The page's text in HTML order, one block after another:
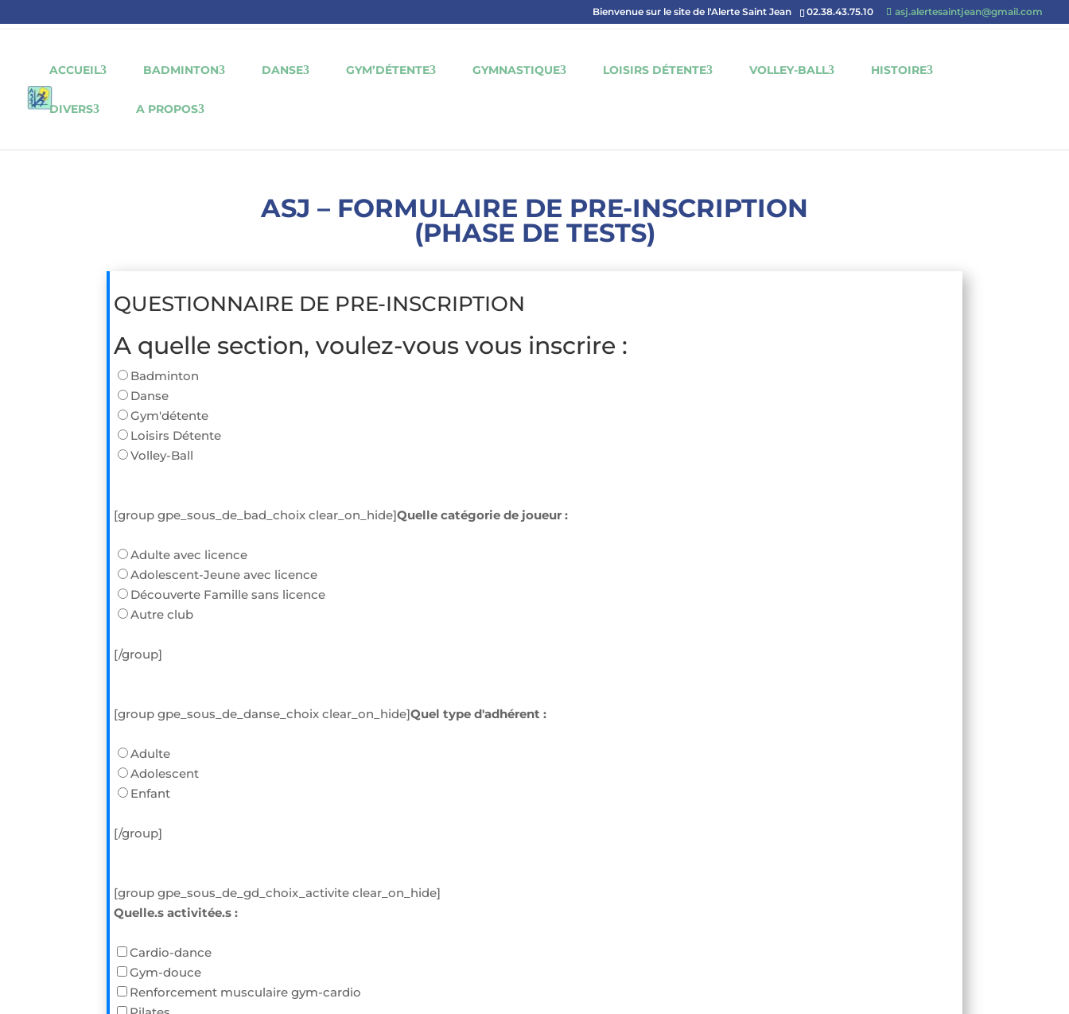
Bienvenue sur le site de l'Alerte Saint Jean 02.38.43.75.10 asj.alertesaintjean@gmail.com
ACCUEIL BADMINTON DANSE GYM’DÉTENTE GYMNASTIQUE LOISIRS DÉTENTE VOLLEY-BALL HISTOIRE
DIVERS A PROPOS
ASJ – FORMULAIRE DE PRE-INSCRIPTION
(PHASE DE TESTS)
QUESTIONNAIRE DE PRE-INSCRIPTION
A quelle section, voulez-vous vous inscrire :
Badminton
Danse
Gym'détente
Loisirs Détente
Volley-Ball
[group gpe_sous_de_bad_choix clear_on_hide]Quelle catégorie de joueur :
Adulte avec licence
Adolescent-Jeune avec licence
Découverte Famille sans licence
Autre club
[/group]
[group gpe_sous_de_danse_choix clear_on_hide]Quel type d'adhérent :
Adulte
Adolescent
Enfant
[/group]
[group gpe_sous_de_gd_choix_activite clear_on_hide]
Quelle.s activitée.s :
Cardio-dance
Gym-douce
Renforcement musculaire gym-cardio